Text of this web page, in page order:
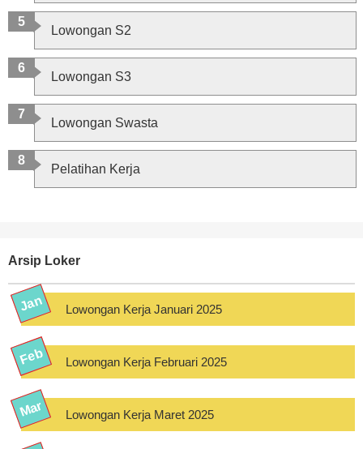
Lowongan S2
Lowongan S3
Lowongan Swasta
Pelatihan Kerja
Arsip Loker
Lowongan Kerja Januari 2025
Lowongan Kerja Februari 2025
Lowongan Kerja Maret 2025